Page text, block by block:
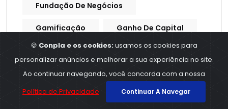
Fundação De Negócios
Gamificação Ganho De Capital
GFIP Golpe
Governadores Governo
Governo Federal Governo Lula
🍪 Conpla e os cookies:usamos os cookies para
personalizar anúncios e melhorar a sua experiência no site.
Ao continuar navegando, você concorda com a nossa
Política de Privacidade
Continuar A Navegar